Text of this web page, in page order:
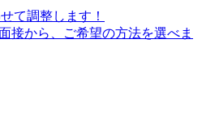
て調整します！
接から、ご希望の方法を選べま